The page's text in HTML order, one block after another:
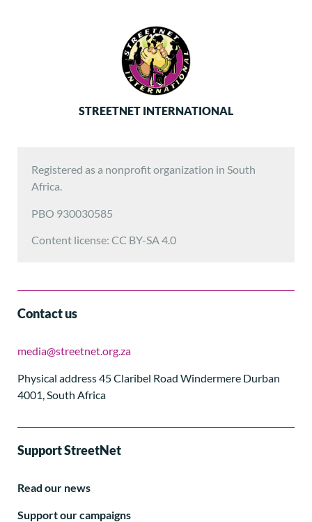
STREETNET INTERNATIONAL
Registered as a nonprofit organization in South
Africa.
PBO 930030585
Content license: CC BY-SA 4.0
Contact us
media@streetnet.org.za
Physical address 45 Claribel Road Windermere Durban
4001, South Africa
Support StreetNet
Read our news
Support our campaigns